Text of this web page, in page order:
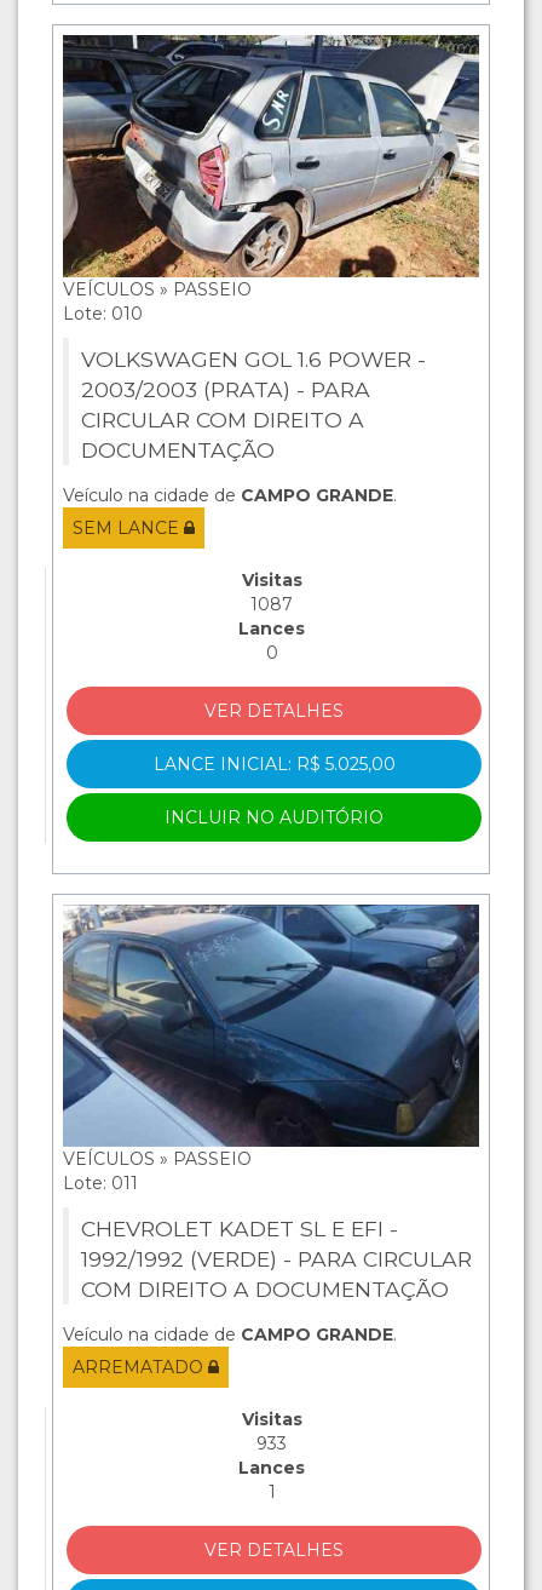
VEÍCULOS » PASSEIO
Lote: 010
VOLKSWAGEN GOL 1.6 POWER -
2003/2003 (PRATA) - PARA
CIRCULAR COM DIREITO A
DOCUMENTAÇÃO
Veículo na cidade de CAMPO GRANDE.
SEM LANCE
Visitas
1087
Lances
0
VER DETALHES
LANCE INICIAL: R$ 5.025,00
INCLUIR NO AUDITÓRIO
VEÍCULOS » PASSEIO
Lote: 011
CHEVROLET KADET SL E EFI -
1992/1992 (VERDE) - PARA CIRCULAR
COM DIREITO A DOCUMENTAÇÃO
Veículo na cidade de CAMPO GRANDE.
ARREMATADO
Visitas
933
Lances
1
VER DETALHES